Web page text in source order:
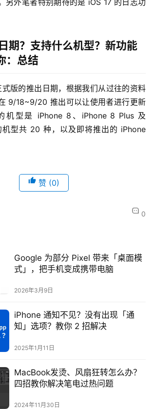
另外笔者特别期待的是 iOS 17 的日志功
期？支持什么机型？新功能
：总结
版的推出日期，根据我们从过往的资料
9/18~9/20 推出可以让使用者进行更新
机型是 iPhone 8、iPhone 8 Plus 及
机型共 20 种，以及即将推出的 iPhone
赞 (0)
0
Google 为部分 Pixel 带来「桌面模
式」，把手机变成携带电脑
2026年3月9日
iPhone 通知不见？没有出现「通
知」选项？教你 2 招解决
2025年1月11日
MacBook发烫、风扇狂转怎么办？
四招教你解决笔电过热问题
2024年11月30日